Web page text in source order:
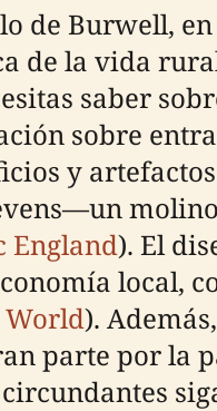
de Burwell,
de la vida
saber
sobre
y
England). El
local,
).
parte por la